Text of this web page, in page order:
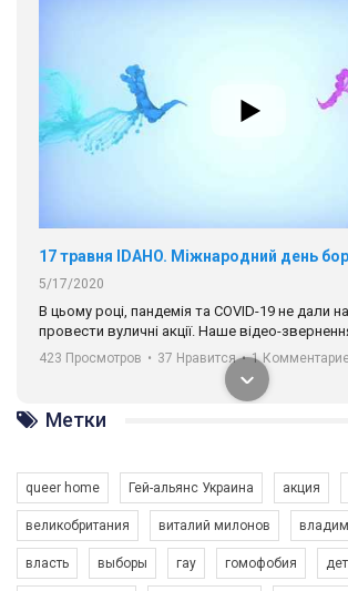
5/17/2020
В цьому році, пандемія та COVІD-19 не дали
провести вуличні акції. Наше відео-
навіть коли ми у різних містах та не можемо
разом. Ми закликаємо всіх хто поділяє
солідарності, приєднатися до нас.
ГАУ є в 16 областях України.
Разом наш голос лунає гучніше!
423 Просмотров • 37 Нравится • 1
Метки
queer home Гей-альянс Украина акция
великобритания виталий милонов
власть выборы гау гомофобия